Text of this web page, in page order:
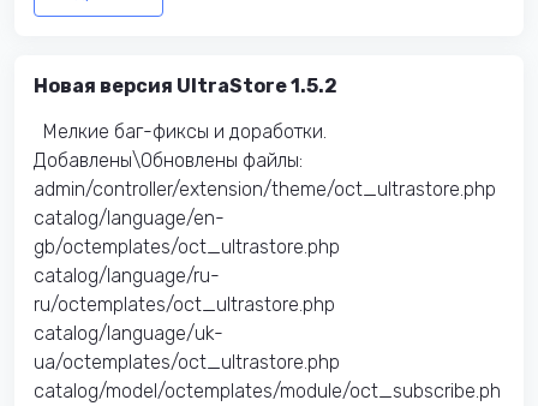
Новая версия UltraStore 1.5.2
Мелкие баг-фиксы и доработки.
Добавлены\Обновлены файлы:
admin/controller/extension/theme/oct_ultrastore.php
catalog/language/en-
gb/octemplates/oct_ultrastore.php
catalog/language/ru-
ru/octemplates/oct_ultrastore.php
catalog/language/uk-
ua/octemplates/oct_ultrastore.php
catalog/model/octemplates/module/oct_subscribe.ph